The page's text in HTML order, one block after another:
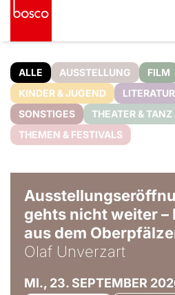
ALLE AUSSTELLUNG FILM
KINDER & JUGEND
LITERATUR
SONSTIGES
THEATER & TANZ
THEMEN & FESTIVALS
gehts nicht weiter –
aus dem
Olaf Unverzart
MI., 23. SEPTEMBER